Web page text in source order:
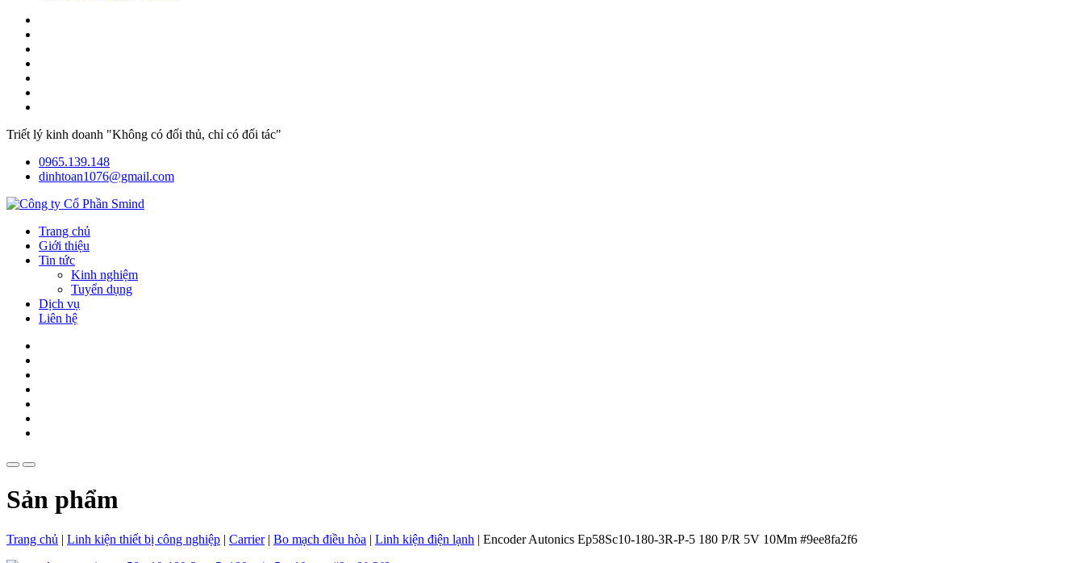
Triết lý kinh doanh "Không có đối thủ, chỉ có đối tác"
0965.139.148
dinhtoan1076@gmail.com
Trang chủ
Giới thiệu
Tin tức
Kinh nghiệm
Tuyển dụng
Dịch vụ
Liên hệ
Sản phẩm
Trang chủ | Linh kiện thiết bị công nghiệp | Carrier| Bo mạch điều hòa | Linh kiện điện lạnh | Encoder Autonics Ep58Sc10-180-3R-P-5 180 P/R 5V 10Mm #9ee8fa2f6